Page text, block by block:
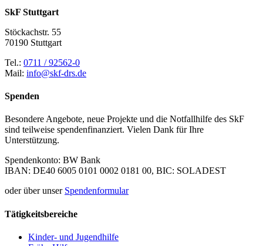
SkF Stuttgart
Stöckachstr. 55
70190 Stuttgart
Tel.: 0711 / 92562-0
Mail: info@skf-drs.de
Spenden
Besondere Angebote, neue Projekte und die Notfallhilfe des SkF
sind teilweise spendenfinanziert. Vielen Dank für Ihre
Unterstützung.
Spendenkonto: BW Bank
IBAN: DE40 6005 0101 0002 0181 00, BIC: SOLADEST
oder über unser Spendenformular
Tätigkeitsbereiche
Kinder- und Jugendhilfe